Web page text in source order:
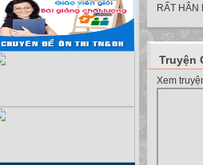
RẤT HÂN
Truyện
Xem